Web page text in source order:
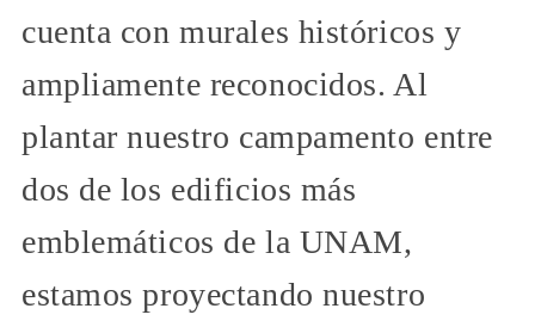
cuenta con murales históricos y
ampliamente reconocidos. Al
plantar nuestro campamento entre
dos de los edificios más
emblemáticos de la UNAM,
estamos proyectando nuestro